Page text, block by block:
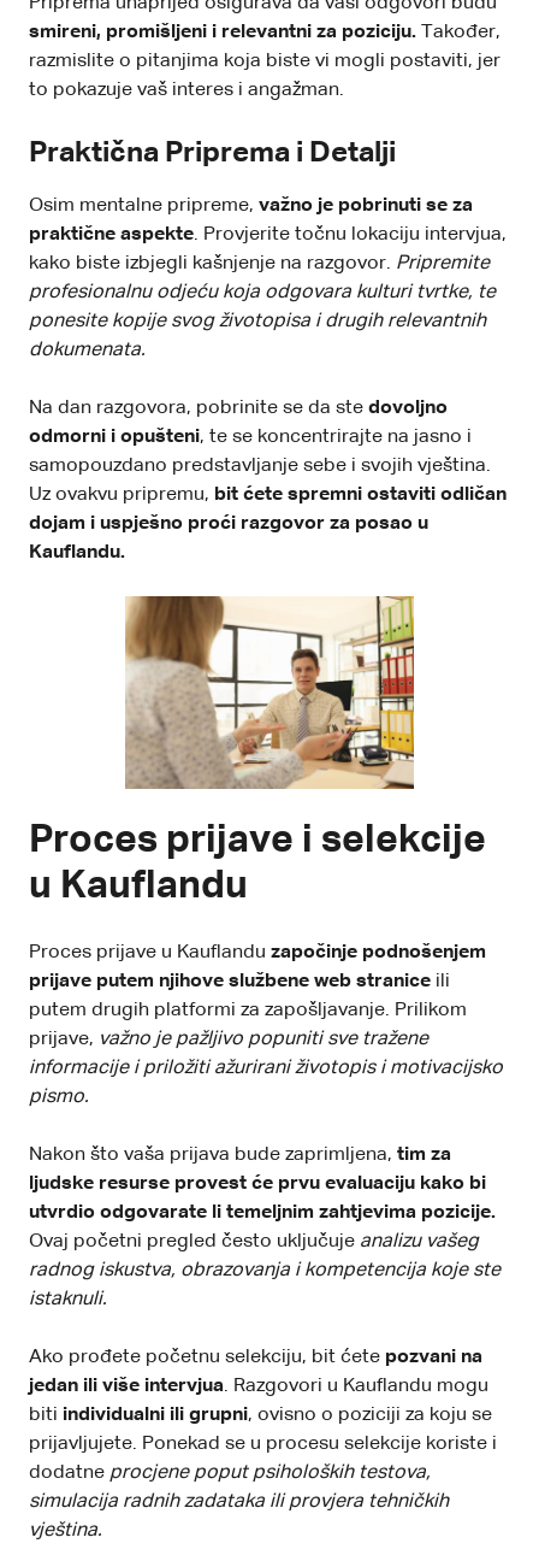
smireni, promišljeni i relevantni za poziciju. Također,
razmislite o pitanjima koja biste vi mogli postaviti, jer
to pokazuje vaš interes i angažman.
Praktična Priprema i Detalji
Osim mentalne pripreme, važno je pobrinuti se za
praktične aspekte. Provjerite točnu lokaciju intervjua,
kako biste izbjegli kašnjenje na razgovor. Pripremite
profesionalnu odjeću koja odgovara kulturi tvrtke, te
ponesite kopije svog životopisa i drugih relevantnih
dokumenata.
Na dan razgovora, pobrinite se da ste dovoljno
odmorni i opušteni, te se koncentrirajte na jasno i
samopouzdano predstavljanje sebe i svojih vještina.
Uz ovakvu pripremu, bit ćete spremni ostaviti odličan
dojam i uspješno proći razgovor za posao u
Kauflandu.
Proces prijave i selekcije
u Kauflandu
Proces prijave u Kauflandu započinje podnošenjem
prijave putem njihove službene web stranice ili
putem drugih platformi za zapošljavanje. Prilikom
prijave, važno je pažljivo popuniti sve tražene
informacije i priložiti ažurirani životopis i motivacijsko
pismo.
Nakon što vaša prijava bude zaprimljena, tim za
ljudske resurse provest će prvu evaluaciju kako bi
utvrdio odgovarate li temeljnim zahtjevima pozicije.
Ovaj početni pregled često uključuje analizu vašeg
radnog iskustva, obrazovanja i kompetencija koje ste
istaknuli.
Ako prođete početnu selekciju, bit ćete pozvani na
jedan ili više intervjua. Razgovori u Kauflandu mogu
biti individualni ili grupni, ovisno o poziciji za koju se
prijavljujete. Ponekad se u procesu selekcije koriste i
dodatne procjene poput psiholoških testova,
simulacija radnih zadataka ili provjera tehničkih
vještina.